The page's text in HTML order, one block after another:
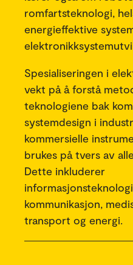
romfartsteknologi,
energieffektive
Spesialiseringen i
vekt på å forstå
teknologiene bak
systemdesign i
kommersielle
brukes på tvers av
Dette inkluderer
kommunikasjon,
transport og energi.